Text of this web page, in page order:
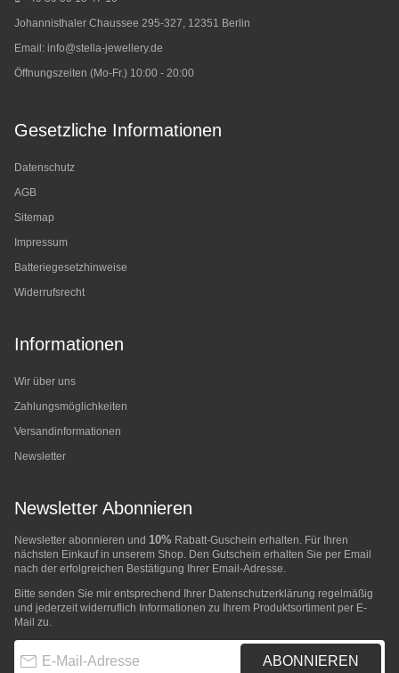
Johannisthaler Chaussee 295-327, 12351 Berlin
Email: info@stella-jewellery.de
Öffnungszeiten (Mo-Fr.) 10:00 - 20:00
Gesetzliche Informationen
Datenschutz
AGB
Sitemap
Impressum
Batteriegesetzhinweise
Widerrufsrecht
Informationen
Wir über uns
Zahlungsmöglichkeiten
Versandinformationen
Newsletter
Newsletter Abonnieren
Newsletter abonnieren und 10% Rabatt-Guschein erhalten. Für Ihren
nächsten Einkauf in unserem Shop. Den Gutschein erhalten Sie per Email
nach der erfolgreichen Bestätigung Ihrer Email-Adresse.
Bitte senden Sie mir entsprechend Ihrer Datenschutzerklärung regelmäßig
und jederzeit widerruflich Informationen zu Ihrem Produktsortiment per E-
Mail zu.
ABONNIEREN